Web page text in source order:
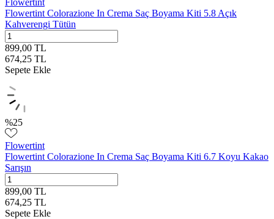
Flowertint Colorazione In Crema Saç Boyama Kiti 5.8 Açık
Kahverengi Tütün
899,00 TL
674,25 TL
Sepete Ekle
%25
Flowertint
Flowertint Colorazione In Crema Saç Boyama Kiti 6.7 Koyu Kakao
Sarışın
899,00 TL
674,25 TL
Sepete Ekle